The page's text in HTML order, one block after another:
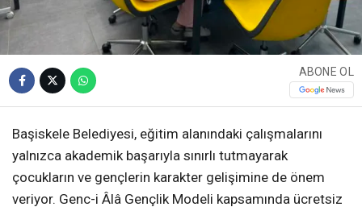
ABONE OL
Başiskele Belediyesi, eğitim alanındaki çalışmalarını
yalnızca akademik başarıyla sınırlı tutmayarak
çocukların ve gençlerin karakter gelişimine de önem
veriyor. Genc-i Âlâ Gençlik Modeli kapsamında ücretsiz